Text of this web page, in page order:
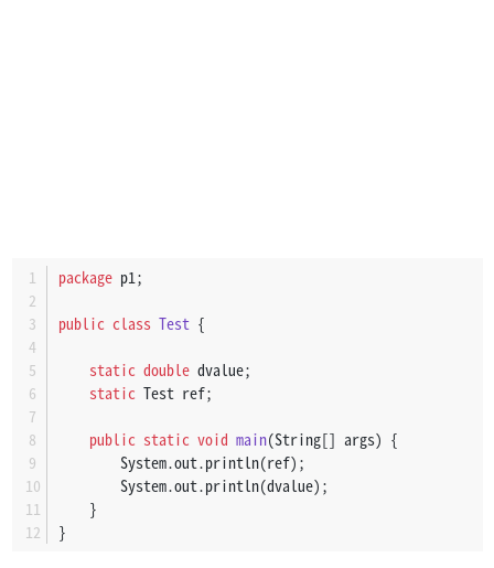
package p1;
public class Test {
static double dvalue;
static Test ref;
public static void main(String[] args) {
        System.out.println(ref);
        System.out.println(dvalue);
    }
}